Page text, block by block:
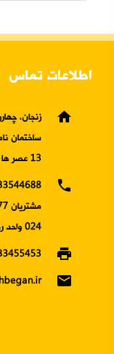
اطلاعات تماس
home
زنجان،
13 عصر ها 16 الی19)
phone
024 واحد روابط عمومی
print
email